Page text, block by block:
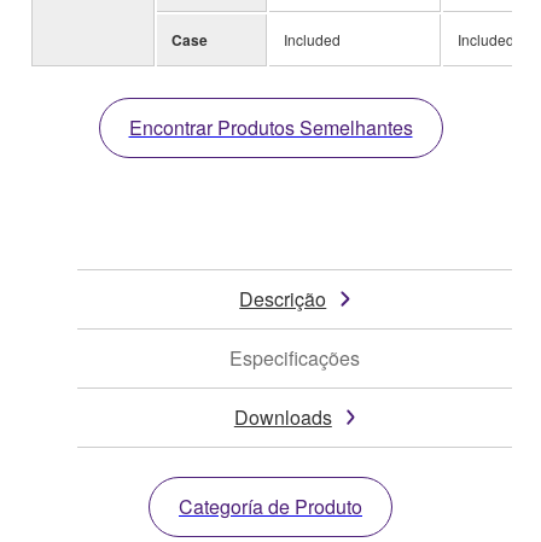
Case Included Included
Encontrar Produtos Semelhantes
Descrição
Especificações
Downloads
Categoría de Produto